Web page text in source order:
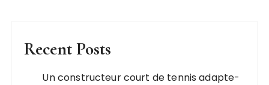
Recent Posts
Un constructeur court de tennis adapte-